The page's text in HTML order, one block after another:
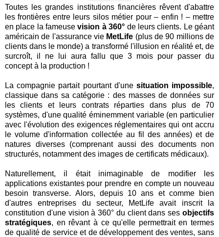
Toutes les grandes institutions financières rêvent d'abattre
les frontières entre leurs silos métier pour – enfin ! – mettre
en place la fameusevision à 360° de leurs clients. Le géant
américain de l'assurance vie MetLife (plus de 90 millions de
clients dans le monde) a transformé l'illusion en réalité et, de
surcroît, il ne lui aura fallu que 3 mois pour passer du
concept à la production !
La compagnie partait pourtant d'une situation impossible,
classique dans sa catégorie : des masses de données sur
les clients et leurs contrats réparties dans plus de 70
systèmes, d'une qualité éminemment variable (en particulier
avec l'évolution des exigences réglementaires qui ont accru
le volume d'information collectée au fil des années) et de
natures diverses (comprenant aussi des documents non
structurés, notamment des images de certificats médicaux).
Naturellement, il était inimaginable de modifier les
applications existantes pour prendre en compte un nouveau
besoin transverse. Alors, depuis 10 ans et comme bien
d'autres entreprises du secteur, MetLife avait inscrit la
constitution d'une vision à 360° du client dans ses objectifs
stratégiques, en rêvant à ce qu'elle permettrait en termes
de qualité de service et de développement des ventes, sans